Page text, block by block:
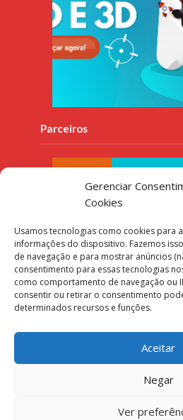
Gerenciar
Cookies
Usamos tecnologias como cookies para
informações do dispositivo. Fazemos
de navegação e para mostrar anúncios
consentimento para essas tecnologias
como comportamento de navegação ou
consentir ou retirar o consentimento
determinados recursos e funções.
Aceitar
Negar
Ver
Parceiros
Copyright © 2016. Make Indie